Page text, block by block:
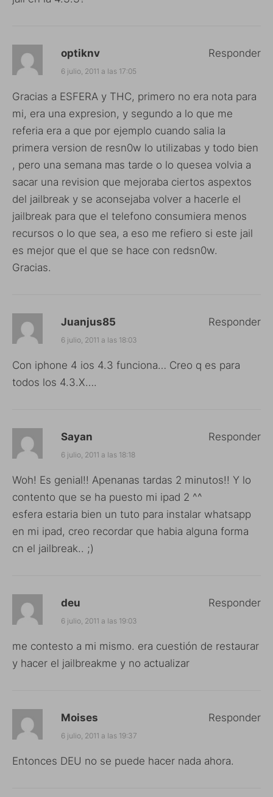
optiknv
6 julio, 2011 a las 17:05
Gracias a ESFERA y THC, primero no era nota para
mi, era una expresion, y segundo a lo que me
referia era a que por ejemplo cuando salia la
primera version de resn0w lo utilizabas y todo bien
, pero una semana mas tarde o lo quesea volvia a
sacar una revision que mejoraba ciertos aspextos
del jailbreak y se aconsejaba volver a hacerle el
jailbreak para que el telefono consumiera menos
recursos o lo que sea, a eso me refiero si este jail
es mejor que el que se hace con redsn0w.
Gracias.
Responder
Juanjus85
6 julio, 2011 a las 18:03
Con iphone 4 ios 4.3 funciona… Creo q es para
todos los 4.3.X….
Responder
Sayan
6 julio, 2011 a las 18:18
Woh! Es genial!! Apenanas tardas 2 minutos!! Y lo
contento que se ha puesto mi ipad 2 ^^
esfera estaria bien un tuto para instalar whatsapp
en mi ipad, creo recordar que habia alguna forma
cn el jailbreak.. ;)
Responder
deu
6 julio, 2011 a las 19:03
me contesto a mi mismo. era cuestión de restaurar
y hacer el jailbreakme y no actualizar
Responder
Moises
6 julio, 2011 a las 19:37
Entonces DEU no se puede hacer nada ahora.
Responder